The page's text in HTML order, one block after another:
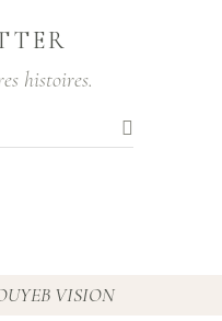
histoires.
VISION